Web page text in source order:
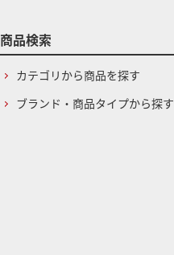
商品検索
カテゴリから商品を探す
ブランド・商品タイプから探す